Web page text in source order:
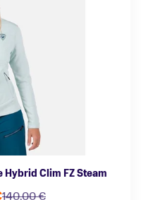
Clim FZ Steam
140,00 €